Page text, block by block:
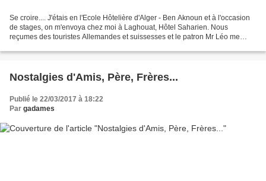
Se croire.... J'étais en l'Ecole Hôtelière d'Alger - Ben Aknoun et à l'occasion
de stages, on m'envoya chez moi à Laghouat, Hôtel Saharien. Nous
reçumes des touristes Allemandes et suissesses et le patron Mr Léo me
Nostalgies d'Amis, Père, Frères...
Publié le 22/03/2017 à 18:22
Par gadames